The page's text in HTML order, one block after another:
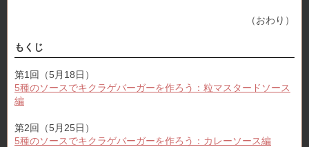
（おわり）
もくじ
第1回（5月18日）
5種のソースでキクラゲバーガーを作ろう：粒マスタードソース
編
第2回（5月25日）
5種のソースでキクラゲバーガーを作ろう：カレーソース編